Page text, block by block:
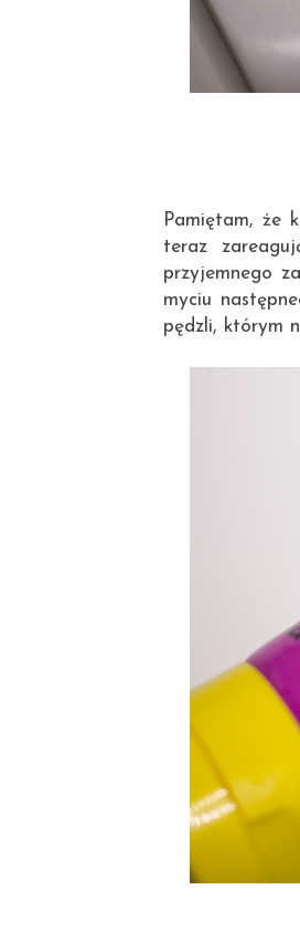
Pamiętam, że
teraz
przyjemnego
myciu
pędzli, którym